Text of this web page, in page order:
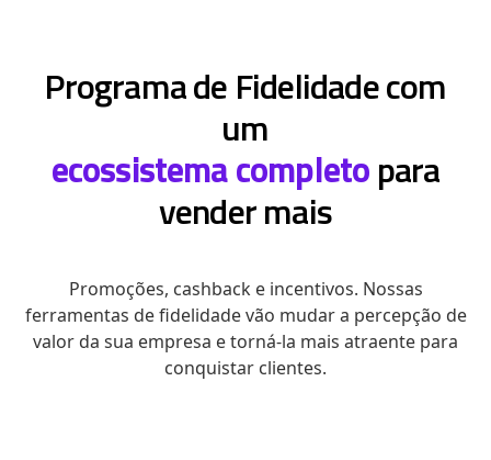
Programa de Fidelidade com
um
ecossistema completopara
vender mais
Promoções, cashback e incentivos. Nossas
ferramentas de fidelidade vão mudar a percepção de
valor da sua empresa e torná-la mais atraente para
conquistar clientes.